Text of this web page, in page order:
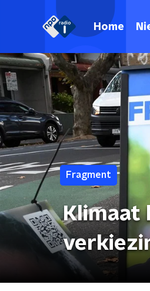
Home
Fragment
Klimaat